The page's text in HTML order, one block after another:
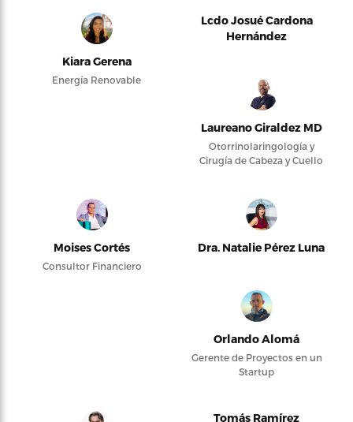
Kiara Gerena
Energía Renovable
Lcdo Josué Cardona
Hernández
Laureano Giraldez MD
Otorrinolaringología y
Cirugía de Cabeza y Cuello
Moises Cortés
Consultor Financiero
Dra. Natalie Pérez Luna
Orlando Alomá
Gerente de Proyectos en un
Startup
Tomás Ramírez